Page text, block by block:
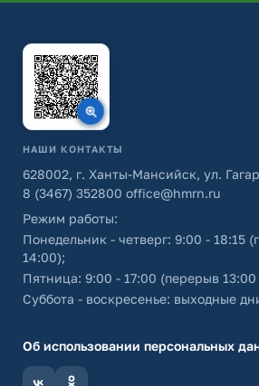
НАШИ КОНТАКТЫ
628002, г. Ханты-Мансийск, ул.
8 (3467) 352800 office@hmrn.ru
Режим работы:
Понедельник - четверг: 9:00 - 18:15
14:00);
Пятница: 9:00 - 17:00 (перерыв 13:00
Суббота - воскресенье: выходные
Об использовании персональных